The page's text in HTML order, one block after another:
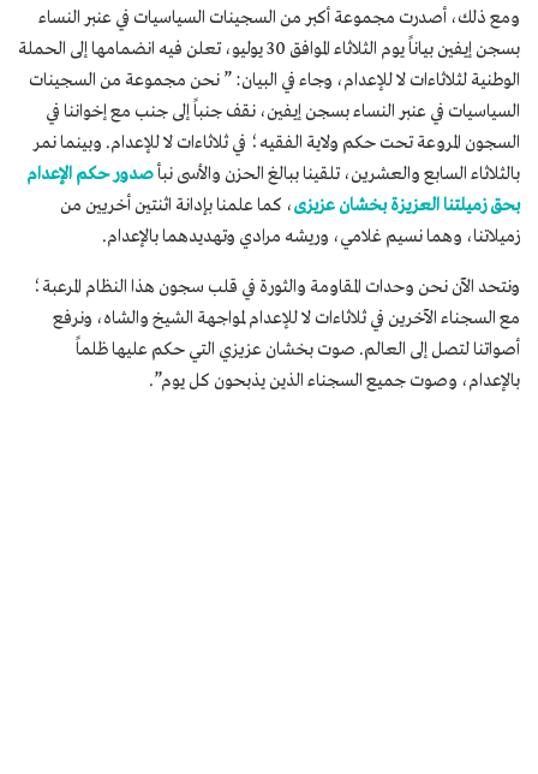
ومع ذلك، أصدرت مجموعة أكبر من السجينات السياسيات في عنبر النساء
بسجن إيفين بياناً يوم الثلاثاء الموافق 30 يوليو، تعلن فيه انضمامها إلى الحملة
الوطنية لثلاثاءات لا للإعدام، وجاء في البيان: ” نحن مجموعة من السجينات
السياسيات في عنبر النساء بسجن إيفين، نقف جنباً إلى جنب مع إخواننا في
السجون المروعة تحت حكم ولاية الفقيه؛ في ثلاثاءات لا للإعدام. وبينما نمر
بالثلاثاء السابع والعشرين، تلقينا ببالغ الحزن والأسى نبأصدور حكم الإعدام
بحق زميلتنا العزيزة بخشان عزیزی، كما علمنا بإدانة اثنتين أخريين من
زميلاتنا، وهما نسيم غلامي، وريشه مرادي وتهديدهما بالإعدام.
ونتحد الآن نحن وحدات المقاومة والثورة في قلب سجون هذا النظام المرعبة؛
مع السجناء الآخرين في ثلاثاءات لا للإعدام لمواجهة الشيخ والشاه، ونرفع
أصواتنا لتصل إلى العالم. صوت بخشان عزيزي التي حكم عليها ظلماً
بالإعدام، وصوت جميع السجناء الذين يذبحون كل يوم”.